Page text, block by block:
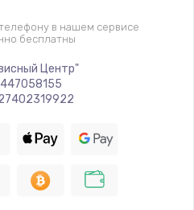
в нашем сервисе
бесплатны
Центр"